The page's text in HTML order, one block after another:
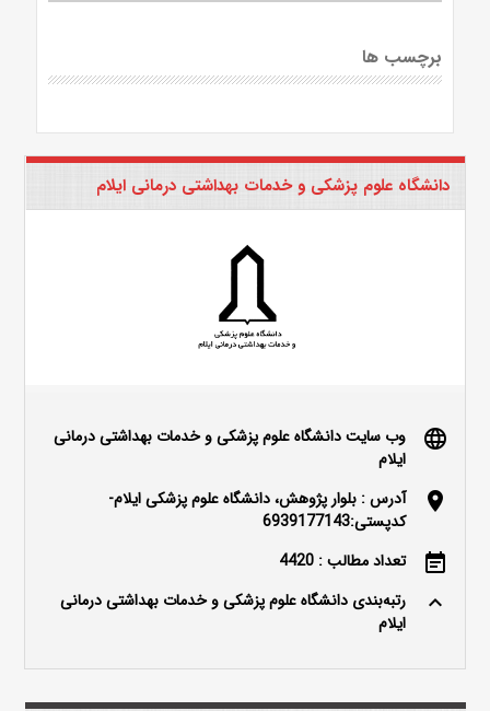
برچسب ها
دانشگاه علوم پزشکی و خدمات بهداشتی درمانی ایلام
language
وب سایت دانشگاه علوم پزشکی و خدمات بهداشتی درمانی
ایلام
location_on
آدرس : بلوار پژوهش، دانشگاه علوم پزشکی ایلام-
کدپستی:6939177143
event_note تعداد مطالب : 4420
keyboard_arrow_up
رتبه‌بندی دانشگاه علوم پزشکی و خدمات بهداشتی درمانی
ایلام